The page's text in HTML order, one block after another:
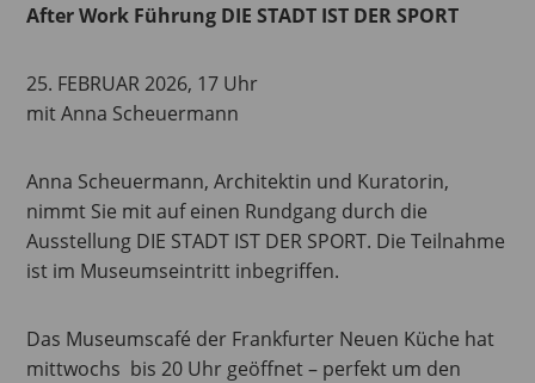
After Work Führung DIE STADT IST DER SPORT
25. FEBRUAR 2026, 17 Uhr
mit Anna Scheuermann
Anna Scheuermann, Architektin und Kuratorin,
nimmt Sie mit auf einen Rundgang durch die
Ausstellung DIE STADT IST DER SPORT. Die Teilnahme
ist im Museumseintritt inbegriffen.
Das Museumscafé der Frankfurter Neuen Küche hat
mittwochs bis 20 Uhr geöffnet – perfekt um den